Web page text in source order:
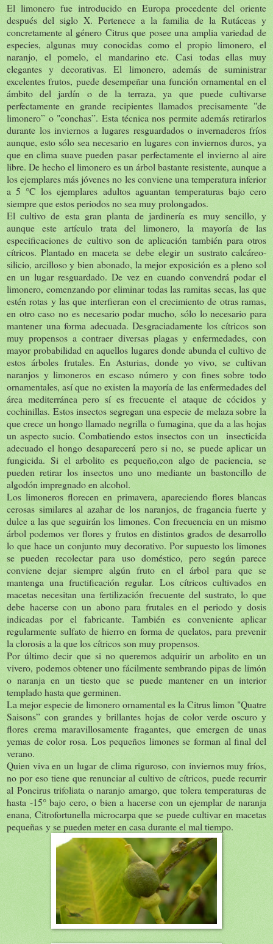
El limonero fue introducido en Europa procedente del oriente
después del siglo X. Pertenece a la familia de la Rutáceas y
concretamente al género Citrus que posee una amplia variedad de
especies, algunas muy conocidas como el propio limonero, el
naranjo, el pomelo, el mandarino etc. Casi todas ellas muy
elegantes y decorativas. El limonero, además de suministrar
excelentes frutos, puede desempeñar una función ornamental en el
ámbito del jardín o de la terraza, ya que puede cultivarse
perfectamente en grande recipientes llamados precisamente "de
limonero” o "conchas”. Esta técnica nos permite además retirarlos
durante los inviernos a lugares resguardados o invernaderos fríos
aunque, esto sólo sea necesario en lugares con inviernos duros, ya
que en clima suave pueden pasar perfectamente el invierno al aire
libre. De hecho el limonero es un árbol bastante resistente, aunque a
los ejemplares más jóvenes no les conviene una temperatura inferior
a 5 °C los ejemplares adultos aguantan temperaturas bajo cero
siempre que estos periodos no sea muy prolongados.
El cultivo de esta gran planta de jardinería es muy sencillo, y
aunque este artículo trata del limonero, la mayoría de las
especificaciones de cultivo son de aplicación también para otros
cítricos. Plantado en maceta se debe elegir un sustrato calcáreo-
silicio, arcilloso y bien abonado, la mejor exposición es a pleno sol
en un lugar resguardado. De vez en cuando convendrá podar el
limonero, comenzando por eliminar todas las ramitas secas, las que
estén rotas y las que interfieran con el crecimiento de otras ramas,
en otro caso no es necesario podar mucho, sólo lo necesario para
mantener una forma adecuada. Desgraciadamente los cítricos son
muy propensos a contraer diversas plagas y enfermedades, con
mayor probabilidad en aquellos lugares donde abunda el cultivo de
estos árboles frutales. En Asturias, donde yo vivo, se cultivan
naranjos y limoneros en escaso número y con fines sobre todo
ornamentales, así que no existen la mayoría de las enfermedades del
área mediterránea pero sí es frecuente el ataque de cócidos y
cochinillas. Estos insectos segregan una especie de melaza sobre la
que crece un hongo llamado negrilla o fumagina, que da a las hojas
un aspecto sucio. Combatiendo estos insectos con un insecticida
adecuado el hongo desaparecerá pero si no, se puede aplicar un
fungicida. Si el arbolito es pequeño,con algo de paciencia, se
pueden retirar los insectos uno uno mediante un bastoncillo de
algodón impregnado en alcohol.
Los limoneros florecen en primavera, apareciendo flores blancas
cerosas similares al azahar de los naranjos, de fragancia fuerte y
dulce a las que seguirán los limones. Con frecuencia en un mismo
árbol podemos ver flores y frutos en distintos grados de desarrollo
lo que hace un conjunto muy decorativo. Por supuesto los limones
se pueden recolectar para uso doméstico, pero según parece
conviene dejar siempre algún fruto en el árbol para que se
mantenga una fructificación regular. Los cítricos cultivados en
macetas necesitan una fertilización frecuente del sustrato, lo que
debe hacerse con un abono para frutales en el periodo y dosis
indicadas por el fabricante. También es conveniente aplicar
regularmente sulfato de hierro en forma de quelatos, para prevenir
la clorosis a la que los cítricos son muy propensos.
Por último decir que si no queremos adquirir un arbolito en un
vivero, podemos obtener uno fácilmente sembrando pipas de limón
o naranja en un tiesto que se puede mantener en un interior
templado hasta que germinen.
La mejor especie de limonero ornamental es la Citrus limon "Quatre
Saisons” con grandes y brillantes hojas de color verde oscuro y
flores crema maravillosamente fragantes, que emergen de unas
yemas de color rosa. Los pequeños limones se forman al final del
verano.
Quien viva en un lugar de clima riguroso, con inviernos muy fríos,
no por eso tiene que renunciar al cultivo de cítricos, puede recurrir
al Poncirus trifoliata o naranjo amargo, que tolera temperaturas de
hasta -15° bajo cero, o bien a hacerse con un ejemplar de naranja
enana, Citrofortunella microcarpa que se puede cultivar en macetas
pequeñas y se pueden meter en casa durante el mal tiempo.